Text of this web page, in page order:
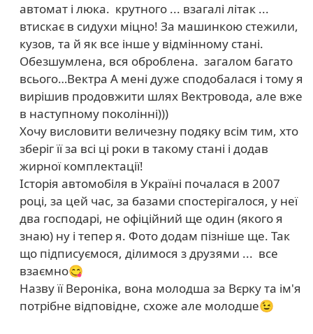
автомат і люка. крутного ... взагалі літак ...
втискає в сидухи міцно! За машинкою стежили,
кузов, та й як все інше у відмінному стані.
Обезшумлена, вся оброблена. загалом багато
всього…Вектра А мені дуже сподобалася і тому я
вирішив продовжити шлях Вектровода, але вже
в наступному поколінні)))
Хочу висловити величезну подяку всім тим, хто
зберіг її за всі ці роки в такому стані і додав
жирної комплектації!
Історія автомобіля в Україні почалася в 2007
році, за цей час, за базами спостерігалося, у неї
два господарі, не офіційний ще один (якого я
знаю) ну і тепер я. Фото додам пізніше ще. Так
що підписуємося, ділимося з друзями ... все
взаємно😋
Назву її Вероніка, вона молодша за Вєрку та ім'я
потрібне відповідне, схоже але молодше😉